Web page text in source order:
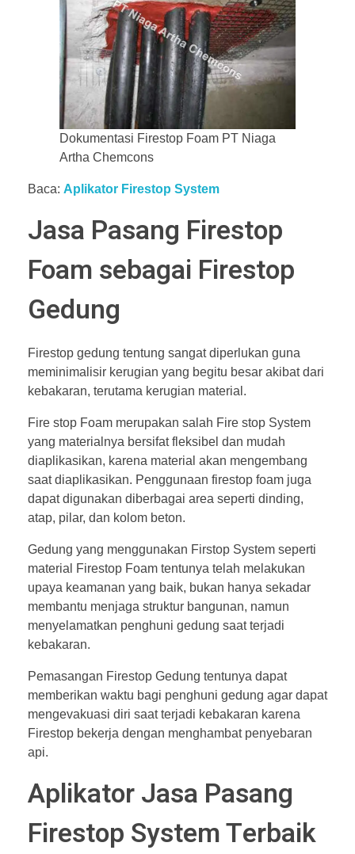
Dokumentasi Firestop Foam PT Niaga
Artha Chemcons
Baca: Aplikator Firestop System
Jasa Pasang Firestop
Foam sebagai Firestop
Gedung
Firestop gedung tentung sangat diperlukan guna
meminimalisir kerugian yang begitu besar akibat dari
kebakaran, terutama kerugian material.
Fire stop Foam merupakan salah Fire stop System
yang materialnya bersifat fleksibel dan mudah
diaplikasikan, karena material akan mengembang
saat diaplikasikan. Penggunaan firestop foam juga
dapat digunakan diberbagai area seperti dinding,
atap, pilar, dan kolom beton.
Gedung yang menggunakan Firstop System seperti
material Firestop Foam tentunya telah melakukan
upaya keamanan yang baik, bukan hanya sekadar
membantu menjaga struktur bangunan, namun
menyelamatkan penghuni gedung saat terjadi
kebakaran.
Pemasangan Firestop Gedung tentunya dapat
memberikan waktu bagi penghuni gedung agar dapat
mengevakuasi diri saat terjadi kebakaran karena
Firestop bekerja dengan menghambat penyebaran
api.
Aplikator Jasa Pasang
Firestop System Terbaik